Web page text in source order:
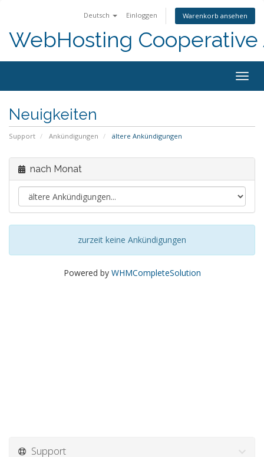
Deutsch Einloggen Warenkorb ansehen
WebHosting Cooperative
ein-/
Neuigkeiten
Support Ankündigungen ältere Ankündigungen
nach Monat
zurzeit keine Ankündigungen
Powered by WHMCompleteSolution
Support